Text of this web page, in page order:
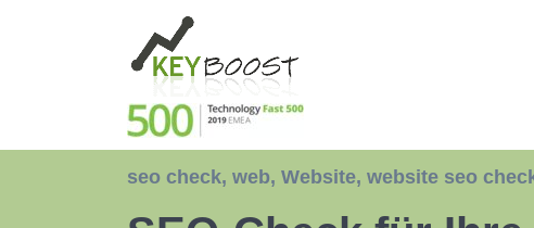
seo check, web, Website, website seo